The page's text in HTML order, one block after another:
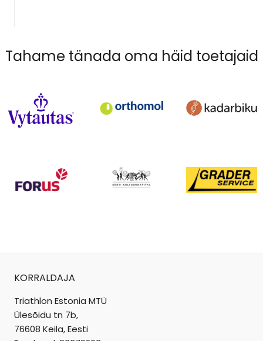
Tahame tänada oma häid toetajaid
KORRALDAJA
Triathlon Estonia MTÜ
Ülesõidu tn 7b,
76608 Keila, Eesti